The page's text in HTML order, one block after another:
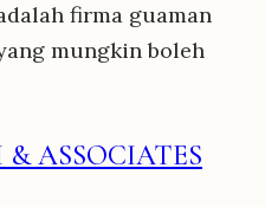
firma guaman
mungkin boleh
ASSOCIATES